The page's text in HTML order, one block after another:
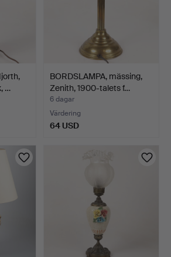
…
BORDSLAMPA, mässing,
Zenith, 1900-talets f…
6 dagar
Värdering
64 USD